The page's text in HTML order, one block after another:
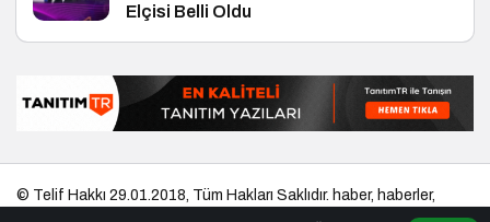
Elçisi Belli Oldu
© Telif Hakkı 29.01.2018, Tüm Hakları Saklıdır. haber, haberler,
eshaber,